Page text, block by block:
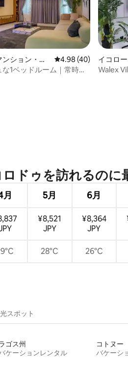
星の平均評価
ション・ア
レビュー40件、5つ星
4.98 (40)
1ベッドルーム｜常時電
イコロ
Walex
ドゥを訪⁠れ⁠るの⁠に
月 5月 6月
¥8,521
JPY
¥8,364
JPY
28°C 26°C
スポット
ゴス州
ケーションレンタル
コトヌー
バケーシ